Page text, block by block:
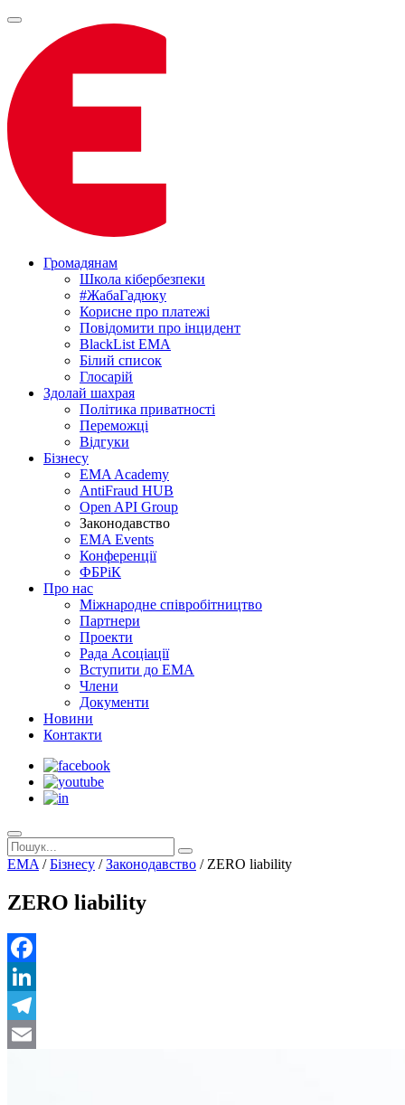
Громадянам
Школа кібербезпеки
#ЖабаГадюку
Корисне про платежі
Повідомити про інцидент
BlackList EMA
Білий список
Глосарій
Здолай шахрая
Політика приватності
Переможцi
Відгуки
Бізнесу
EMA Academy
AntiFraud HUB
Open API Group
Законодавство
EMA Events
Конференції
ФБРіК
Про нас
Міжнародне співробітництво
Партнери
Проекти
Рада Асоціації
Вступити до ЕМА
Члени
Документи
Новини
Контакти
EMA /Бізнесу /Законодавство / ZERO liability
ZERO liability
Facebook
LinkedIn
Telegram